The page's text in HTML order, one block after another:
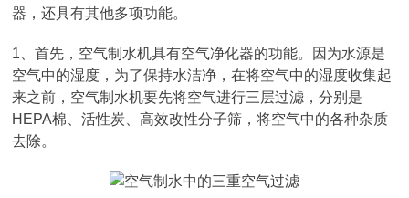
器，还具有其他多项功能。
1、首先，空气制水机具有空气净化器的功能。因为水源是
空气中的湿度，为了保持水洁净，在将空气中的湿度收集起
来之前，空气制水机要先将空气进行三层过滤，分别是
HEPA棉、活性炭、高效改性分子筛，将空气中的各种杂质
去除。